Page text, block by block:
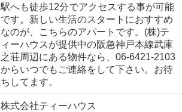
駅へも徒歩12分でアクセスする事が可能
です。新しい生活のスタートにおすすめ
なのが、こちらのアパートです。(株)テ
ィーハウスが提供中の阪急神戸本線武庫
之荘周辺にある物件なら、06-6421-2103
からいつでもご連絡をして下さい。お待
ちしてます。
株式会社ティーハウス